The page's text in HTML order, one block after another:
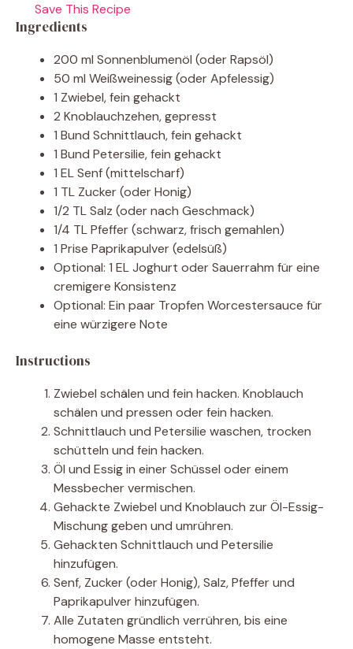
Save This Recipe
Ingredients
200 ml Sonnenblumenöl (oder Rapsöl)
50 ml Weißweinessig (oder Apfelessig)
1 Zwiebel, fein gehackt
2 Knoblauchzehen, gepresst
1 Bund Schnittlauch, fein gehackt
1 Bund Petersilie, fein gehackt
1 EL Senf (mittelscharf)
1 TL Zucker (oder Honig)
1/2 TL Salz (oder nach Geschmack)
1/4 TL Pfeffer (schwarz, frisch gemahlen)
1 Prise Paprikapulver (edelsüß)
Optional: 1 EL Joghurt oder Sauerrahm für eine
cremigere Konsistenz
Optional: Ein paar Tropfen Worcestersauce für
eine würzigere Note
Instructions
Zwiebel schälen und fein hacken. Knoblauch
schälen und pressen oder fein hacken.
Schnittlauch und Petersilie waschen, trocken
schütteln und fein hacken.
Öl und Essig in einer Schüssel oder einem
Messbecher vermischen.
Gehackte Zwiebel und Knoblauch zur Öl-Essig-
Mischung geben und umrühren.
Gehackten Schnittlauch und Petersilie
hinzufügen.
Senf, Zucker (oder Honig), Salz, Pfeffer und
Paprikapulver hinzufügen.
Alle Zutaten gründlich verrühren, bis eine
homogene Masse entsteht.